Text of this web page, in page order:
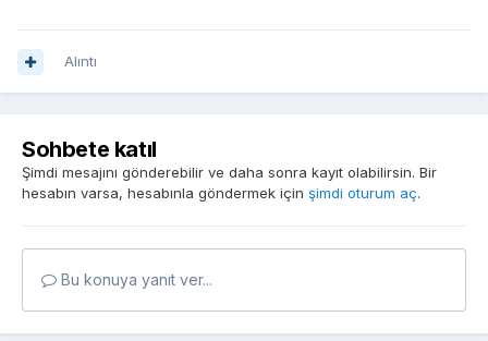
Alıntı
Sohbete katıl
Şimdi mesajını gönderebilir ve daha sonra kayıt olabilirsin. Bir
hesabın varsa, hesabınla göndermek için şimdi oturum aç.
Bu konuya yanıt ver...